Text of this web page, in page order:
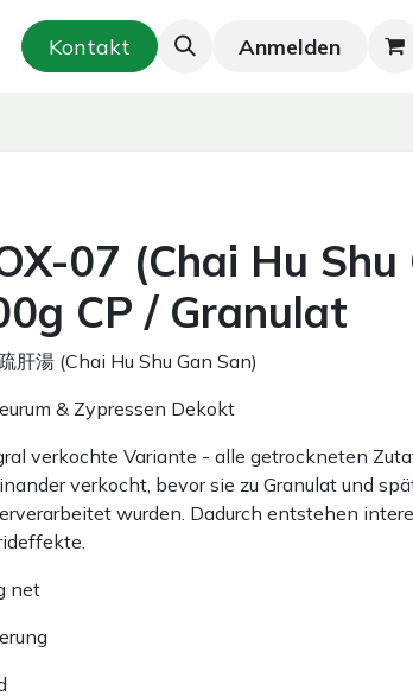
Zubereitungen Neu! Blog
Kontakt Anmelden
07 (Chai Hu Shu
CP / Granulat
肝湯 (Chai Hu Shu Gan San)
& Zypressen Dekokt
verkochte Variante - alle getrockneten
verkocht, bevor sie zu Granulat und
wurden. Dadurch entstehen
net